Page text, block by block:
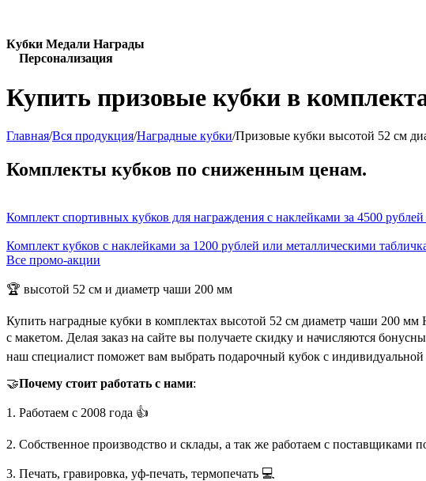
Кубки Медали Награды
Персонализация
Купить призовые кубки в
Главная/Вся продукция/Наградные кубки/Призовые кубки высотой 52 см
Комплекты кубков по сниженным ценам.
Комплект спортивных кубков для награждения с наклейками за 4500
Комплект кубков с наклейками за 1200 рублей или металлическими
Все промо-акции
🏆 высотой 52 см и диаметр чаши 200 мм
Купить наградные кубки в комплектах высотой 52 см диаметр чаши 200
с макетом. Делая заказ на сайте вы получаете скидку и начисляются
наш специалист поможет вам выбрать подарочный кубок с индивидуальной
🤝Почему стоит работать с нами:
1. Работаем с 2008 года 👍
2. Собственное производство и склады, а так же работаем с поставщиками
3. Печать, гравировка, уф-печать, термопечать 💻